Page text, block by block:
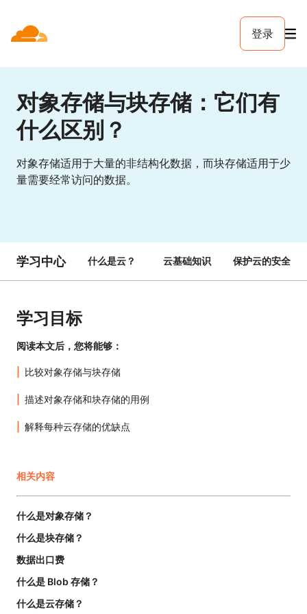
登录
对象存储与块存储：它们有
什么区别？
对象存储适用于大量的非结构化数据，而块存储适用于少
量需要经常访问的数据。
学习中心 什么是云？ 云基础知识 保护云的安全
学习目标
阅读本文后，您将能够：
比较对象存储与块存储
描述对象存储和块存储的用例
解释每种云存储的优缺点
相关内容
什么是对象存储？
什么是块存储？
数据出口费
什么是 Blob 存储？
什么是云存储？